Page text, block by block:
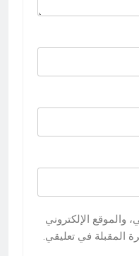
والموقع الإلكتروني
المقبلة في تعليقي.